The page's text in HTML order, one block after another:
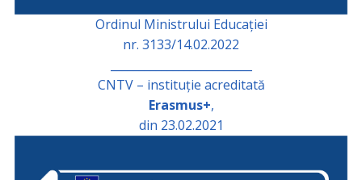
Ordinul Ministrului Educației
nr. 3133/14.02.2022
CNTV – instituție acreditată
Erasmus+,
din 23.02.2021